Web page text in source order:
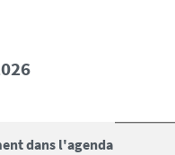
dans l'agenda